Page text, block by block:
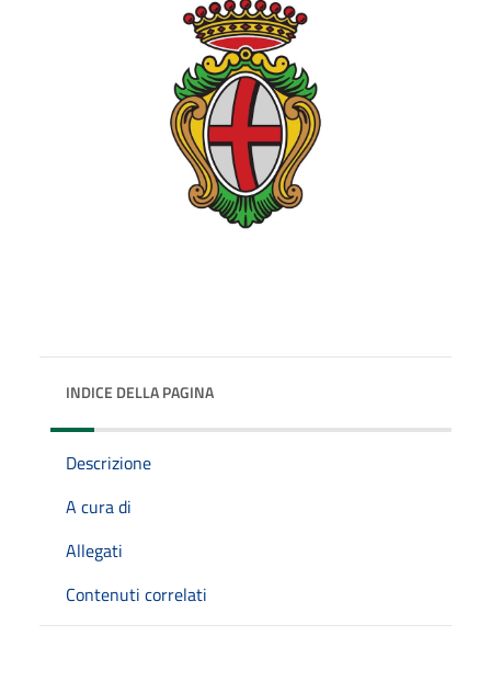
INDICE DELLA PAGINA
Descrizione
A cura di
Allegati
Contenuti correlati